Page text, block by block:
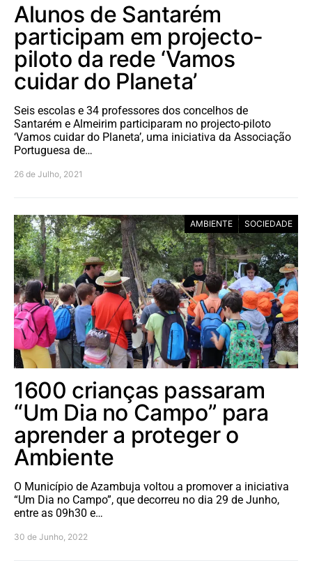
Alunos de Santarém
participam em projecto-
piloto da rede ‘Vamos
cuidar do Planeta’
Seis escolas e 34 professores dos concelhos de
Santarém e Almeirim participaram no projecto-piloto
‘Vamos cuidar do Planeta’, uma iniciativa da Associação
Portuguesa de…
26 de Julho, 2021
AMBIENTE SOCIEDADE
1600 crianças passaram
“Um Dia no Campo” para
aprender a proteger o
Ambiente
O Município de Azambuja voltou a promover a iniciativa
“Um Dia no Campo”, que decorreu no dia 29 de Junho,
entre as 09h30 e…
30 de Junho, 2022